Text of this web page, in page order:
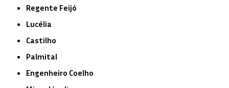
Regente Feijó
Lucélia
Castilho
Palmital
Engenheiro Coelho